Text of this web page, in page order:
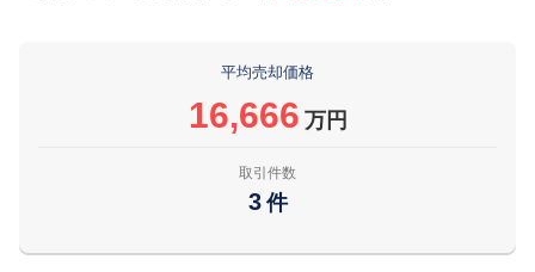
平均売却価格
16,666 万円
取引件数
3 件